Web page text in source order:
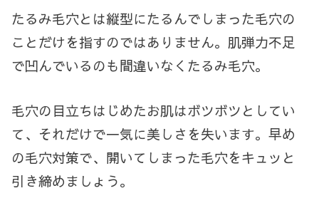
たるみ毛穴とは縦型にたるんでしまった毛穴の
ことだけを指すのではありません。肌弾力不足
で凹んでいるのも間違いなくたるみ毛穴。
毛穴の目立ちはじめたお肌はボツボツとしてい
て、それだけで一気に美しさを失います。早め
の毛穴対策で、開いてしまった毛穴をキュッと
引き締めましょう。